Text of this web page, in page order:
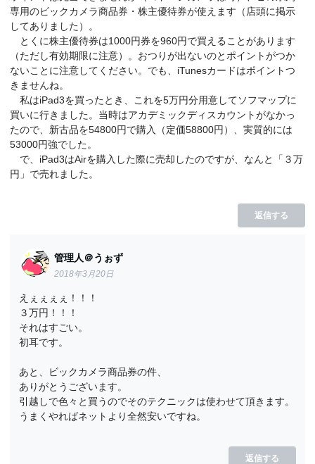
専用のビックカメラ商品券・株主優待券が使えます（店頭に掲示
してありました）。
とくに株主優待券は1000円券を960円で買えることがあります
（ただし有効期限に注意）。おつりが出ないのとポイントがつか
ないことに注意してください。でも、iTunesカードはポイントつ
きませんね。
私はiPad3を買ったとき、これを5万円分用意してソフマップに
買いに行きました。当時はアカデミックディスカウントがなかっ
たので、新古品を54800円で購入（定価58800円）、実質的には
53000円強でした。
で、iPad3はAirを購入した際に売却したのですが、なんと「３万
円」で売れました。
返信する
管理人＠うぉず
2018年3月20日
えぇぇぇぇ！！！
３万円！！！
それはすごい。
初耳です。
あと、ビックカメラ商品券の件、
ありがとうございます。
引越しで色々と買うのでそのテクニックは使わせて頂きます。
うまくやればネットより全然安いですね。
返信する